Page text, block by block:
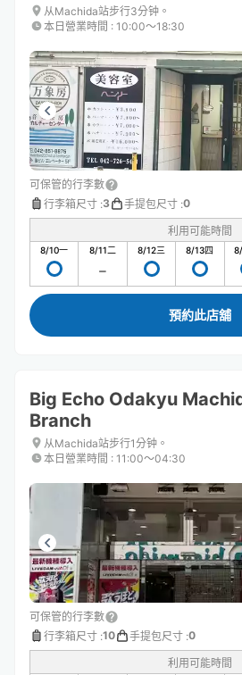
从Machida站步行3分钟。
本日營業時間 : 10:00〜18:30
可保管的行李數
行李箱尺寸 :3 手提包尺寸 :0
利用可能時間
8/10一 8/11二 8/12三 8/13四
預約此店舖
Big Echo Odakyu
Branch
从Machida站步行1分钟。
本日營業時間 : 11:00〜04:30
可保管的行李數
行李箱尺寸 :10 手提包尺寸 :0
利用可能時間